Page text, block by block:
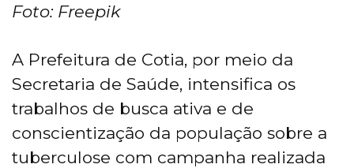
Foto: Freepik
A Prefeitura de Cotia, por meio da
Secretaria de Saúde, intensifica os
trabalhos de busca ativa e de
conscientização da população sobre a
tuberculose com campanha realizada